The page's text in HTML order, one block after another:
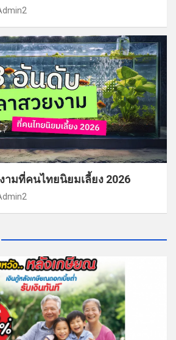
ามที่คนไทยนิยมเลี้ยง 2026